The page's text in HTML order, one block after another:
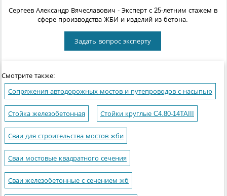
Сергеев Александр Вячеславович - Эксперт с 25-летним стажем в
сфере производства ЖБИ и изделий из бетона.
Задать вопрос эксперту
Смотрите также:
Сопряжения автодорожных мостов и путепроводов с насыпью
Стойка железобетонная Стойки круглые C4.80-14TAIII
Сваи для строительства мостов жби
Сваи мостовые квадратного сечения
Сваи железобетонные с сечением жб